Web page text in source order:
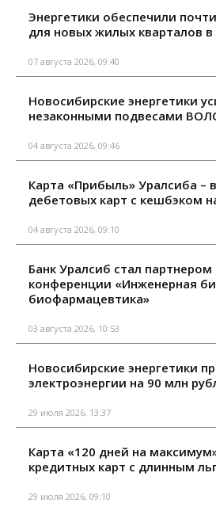
Энергетики обеспечили
для новых жилых кварталов
07 августа 2026, 09:40
Новосибирские энергетики
незаконными подвесами
04 августа 2026, 09:46
Карта «Прибыль» Уралсиба –
дебетовых карт с кешбэком
04 августа 2026, 09:10
Банк Уралсиб стал
конференции «Инженерная
биофармацевтика»
03 августа 2026, 10:53
Новосибирские энергетики
электроэнергии на 90 млн
29 июля 2026, 13:37
Карта «120 дней на
кредитных карт с длинным
29 июля 2026, 09:10